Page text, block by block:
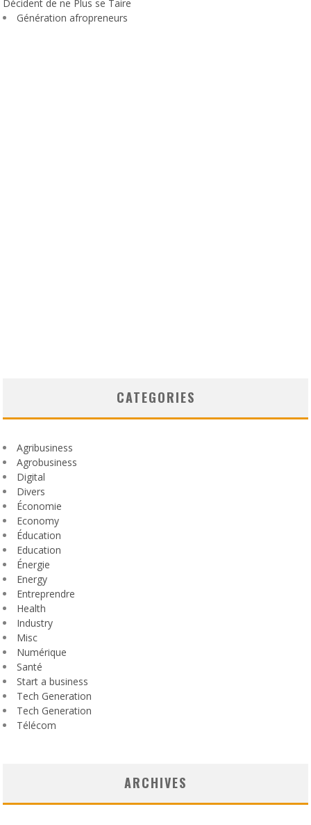
Décident de ne Plus se Taire
Génération afropreneurs
CATEGORIES
Agribusiness
Agrobusiness
Digital
Divers
Économie
Economy
Éducation
Education
Énergie
Energy
Entreprendre
Health
Industry
Misc
Numérique
Santé
Start a business
Tech Generation
Tech Generation
Télécom
ARCHIVES